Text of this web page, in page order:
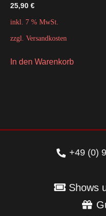
25,90 €
inkl. 7 % MwSt.
zzgl. Versandkosten
In den Warenkorb
+49 (0)
Shows